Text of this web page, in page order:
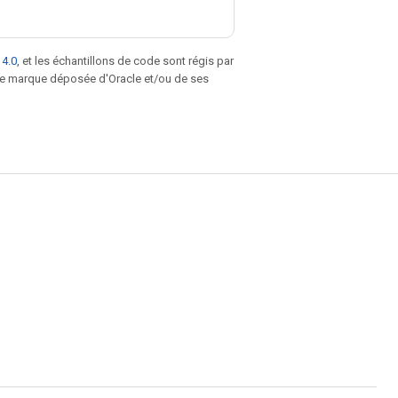
, et les échantillons de code sont régis par
marque déposée d'Oracle et/ou de ses